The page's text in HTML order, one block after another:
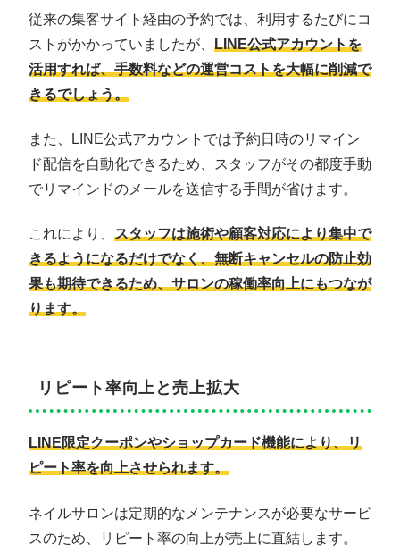
従来の集客サイト経由の予約では、利用するたびにコ
ストがかかっていましたが、 LINE公式アカウントを
活用すれば、手数料などの運営コストを大幅に削減で
きるでしょう。
また、LINE公式アカウントでは予約日時のリマイン
ド配信を自動化できるため、スタッフがその都度手動
でリマインドのメールを送信する手間が省けます。
これにより、 スタッフは施術や顧客対応により集中で
きるようになるだけでなく、無断キャンセルの防止効
果も期待できるため、サロンの稼働率向上にもつなが
ります。
リピート率向上と売上拡大
LINE限定クーポンやショップカード機能により、リ
ピート率を向上させられます。
ネイルサロンは定期的なメンテナンスが必要なサービ
スのため、リピート率の向上が売上に直結します。